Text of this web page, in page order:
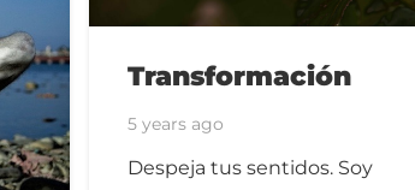
Transformación
5 years ago
Despeja tus sentidos. Soy